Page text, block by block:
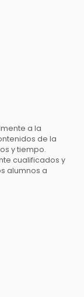
a la
de la
y tiempo.
cualificados y
alumnos a